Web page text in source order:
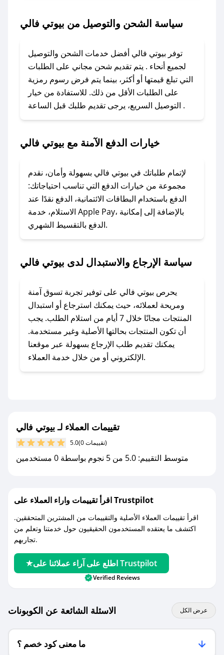
باستخدام تطبيق صحصح، يمكنك العثور بسهولة على
تواصل معنا عبر تويتر أو البريد الإلكتروني لإضافته
بسرعة.
### كيفية استخدام كود خصم بيوتي فالي؟
1. انسخ كود الخصم من تطبيق صحصح.
2. الصقه في خانة الدفع عند التسوق من بيوتي فالي.
### ماذا أفعل إذا لم يعمل كود الخصم؟
الرسائل الخاصة على تويتر أو البريد الإلكتروني،
وسنقوم بحل المشكلة في أسرع وقت ممكن.
### ماذا أفعل إذا لم أجد كود خصم لمتجري
المفضل؟
في حال عدم توفر كوبونات لمتجرك المفضل، يمكنك
أسرع وقت ممكن.
### كيف تحصل على كوبونات خصم حصرية من
بيوتي فالي؟
للحصول على كوبونات وخصومات حصرية، قم بما
يلي:
- اضغط على أيقونة متابعة لمتجر بيوتي فالي في
تطبيق صحصح.
مع صحصح، تسوق بذكاء ووفّر على كل مشترياتك مع
سياسة الشحن والتوصيل من بيوتي فالي
توفر بيوتي فالي أفضل خدمات الشحن والتوصيل
لجميع أنحاء . يتم تقديم شحن مجاني على الطلبات
التي تبلغ قيمتها أو أكثر، بينما يتم فرض رسوم رمزية
على الطلبات الأقل من ذلك. للاستفادة من خيار
التوصيل السريع، يرجى تقديم طلبك قبل الساعة .
خيارات الدفع الآمنة مع بيوتي فالي
لإتمام طلباتك في بيوتي فالي بسهولة وأمان، نقدم
مجموعة من خيارات الدفع التي تناسب احتياجاتك:
الدفع باستخدام البطاقات الائتمانية، الدفع نقدًا عند
الاستلام، خدمة Apple Pay، بالإضافة إلى إمكانية
الدفع بالتقسيط الشهري.
سياسة الإرجاع والاستبدال لدى بيوتي فالي
يحرص بيوتي فالي على توفير تجربة تسوق آمنة
ومريحة لعملائه، حيث يمكنك استرجاع أو استبدال
المنتجات مجانًا خلال 7 أيام من استلام الطلب. يجب
أن تكون المنتجات بحالتها الأصلية وغير مستخدمة.
يمكنك تقديم طلب الإرجاع بسهولة عبر موقعنا
الإلكتروني أو من خلال خدمة العملاء.
تقييمات العملاء لـ بيوتي فالي
5.0 (0 تقييمات)
متوسط التقييم: 5.0 من 5 نجوم بواسطة 0 مستخدمين
اقرأ تقييمات واراء العملاء على Trustpilot
اقرأ تقييمات العملاء الأصلية والتقييمات من المشترين المتحققين.
اكتشف ما يعتقده المستخدمون الحقيقيون حول خدمتنا وتعلم من
تجاربهم.
اطلع على آراء عملائنا على Trustpilot
Verified Reviews
الاسئلة الشائعة عن الكوبونات عرض الكل
ما معنى كود خصم ؟